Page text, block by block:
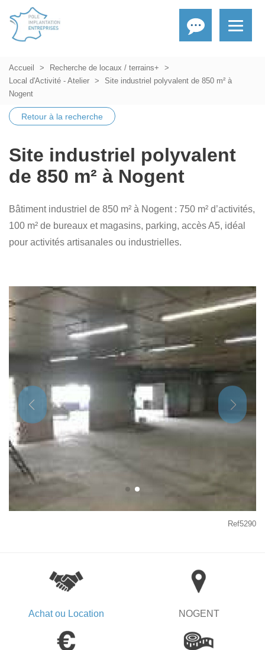
Accueil
Recherche de locaux / terrains+
Local d'Activité - Atelier
Site industriel polyvalent de 850 m² à
Nogent
Retour à la recherche
Site industriel polyvalent
de 850 m² à Nogent
Bâtiment industriel de 850 m² à Nogent : 750 m² d’activités,
100 m² de bureaux et magasins, parking, accès A5, idéal
pour activités artisanales ou industrielles.
Ref5290
Achat ou Location NOGENT